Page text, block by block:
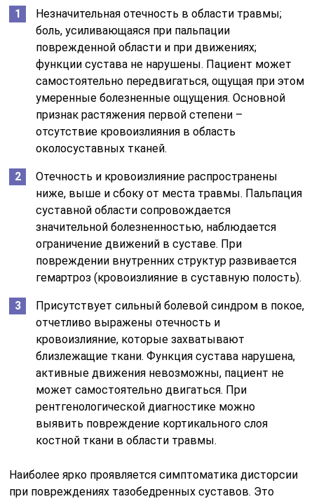
Незначительная отечность в области травмы;
боль, усиливающаяся при пальпации
поврежденной области и при движениях;
функции сустава не нарушены. Пациент может
самостоятельно передвигаться, ощущая при этом
умеренные болезненные ощущения. Основной
признак растяжения первой степени –
отсутствие кровоизлияния в область
околосуставных тканей.
Отечность и кровоизлияние распространены
ниже, выше и сбоку от места травмы. Пальпация
суставной области сопровождается
значительной болезненностью, наблюдается
ограничение движений в суставе. При
повреждении внутренних структур развивается
гемартроз (кровоизлияние в суставную полость).
Присутствует сильный болевой синдром в покое,
отчетливо выражены отечность и
кровоизлияние, которые захватывают
близлежащие ткани. Функция сустава нарушена,
активные движения невозможны, пациент не
может самостоятельно двигаться. При
рентгенологической диагностике можно
выявить повреждение кортикального слоя
костной ткани в области травмы.
Наиболее ярко проявляется симптоматика дисторсии
при повреждениях тазобедренных суставов. Это